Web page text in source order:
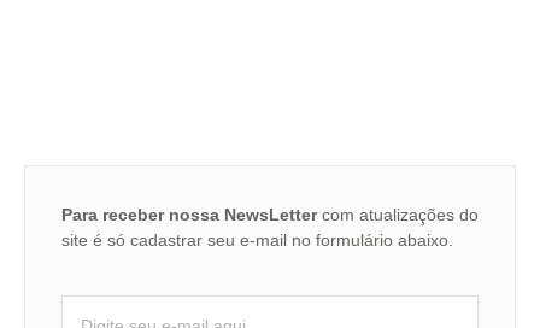
Para receber nossa NewsLettercom atualizações do
site é só cadastrar seu e-mail no formulário abaixo.